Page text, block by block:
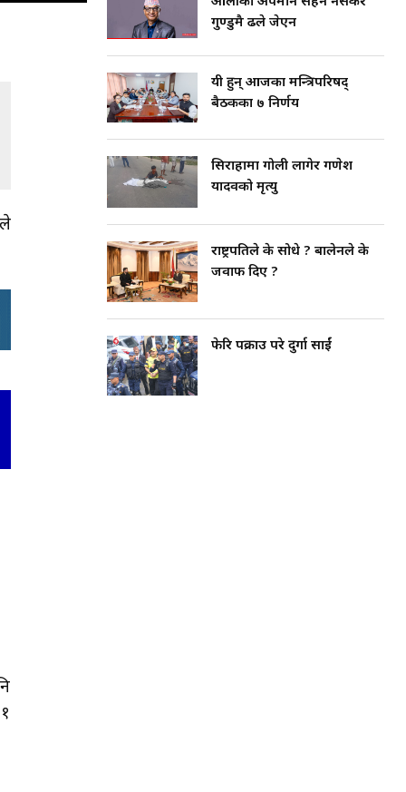
गुण्डुमै ढले जेएन
यी हुन् आजका मन्त्रिपरिषद्
बैठकका ७ निर्णय
सिराहामा गोली लागेर गणेश
यादवको मृत्यु
राष्ट्रपतिले के सोधे ? बालेनले के
जवाफ दिए ?
फेरि पक्राउ परे दुर्गा प्रसाईं